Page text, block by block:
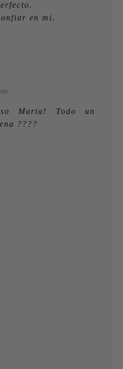
en mi.
Maria! Todo un
????